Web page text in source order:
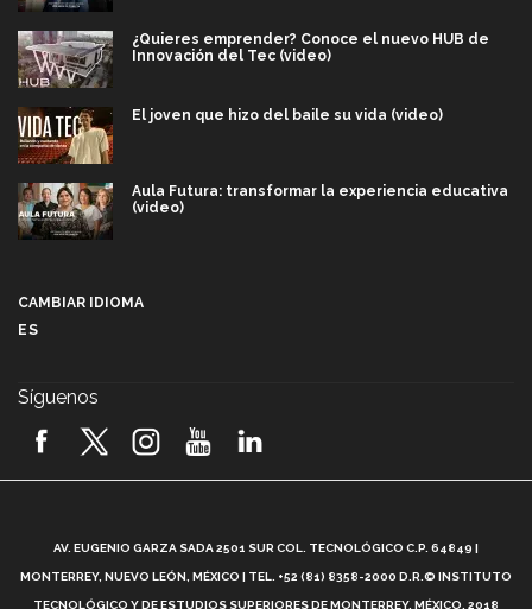
¿Quieres emprender? Conoce el nuevo HUB de
Innovación del Tec (video)
El joven que hizo del baile su vida (video)
Aula Futura: transformar la experiencia educativa
(video)
2026! (video)
¿Cómo es el Modelo Educativo Tec? (video)
CAMBIAR IDIOMA
ES
Síguenos
AV. EUGENIO GARZA SADA 2501 SUR COL. TECNOLÓGICO C.P. 64849 |
MONTERREY, NUEVO LEÓN, MÉXICO | TEL. +52 (81) 8358-2000 D.R.© INSTITUTO
TECNOLÓGICO Y DE ESTUDIOS SUPERIORES DE MONTERREY, MÉXICO. 2018